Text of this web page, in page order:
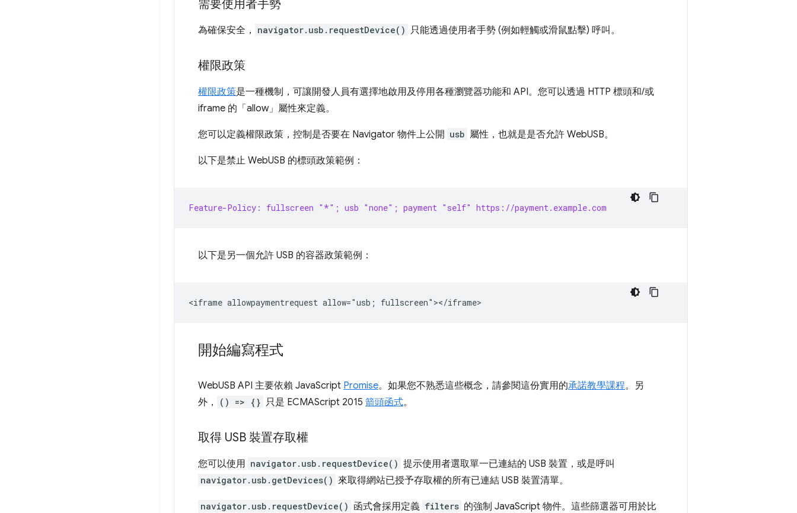
需要使用者手勢
為確保安全， navigator.usb.requestDevice() 只能透過使用者手勢 (例如輕觸或滑鼠點擊) 呼叫。
權限政策
權限政策是一種機制，可讓開發人員有選擇地啟用及停用各種瀏覽器功能和 API。您可以透過 HTTP 標頭和/或
iframe 的「allow」屬性來定義。
您可以定義權限政策，控制是否要在 Navigator 物件上公開 usb 屬性，也就是是否允許 WebUSB。
以下是禁止 WebUSB 的標頭政策範例：
Feature-Policy: fullscreen "*"; usb "none"; payment "self" https://payment.example.com
以下是另一個允許 USB 的容器政策範例：
開始編寫程式
WebUSB API 主要依賴 JavaScript Promise。如果您不熟悉這些概念，請參閱這份實用的承諾教學課程。另
外，
() => {} 只是 ECMAScript 2015 箭頭函式。
取得 USB 裝置存取權
您可以使用 navigator.usb.requestDevice() 提示使用者選取單一已連結的 USB 裝置，或是呼叫
navigator.usb.getDevices() 來取得網站已授予存取權的所有已連結 USB 裝置清單。
navigator.usb.requestDevice() 函式會採用定義 filters 的強制 JavaScript 物件。這些篩選器可用於比